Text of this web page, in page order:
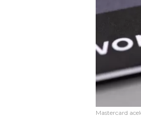
Mastercard